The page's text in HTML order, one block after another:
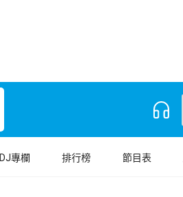
DJ專欄 排行榜 節目表